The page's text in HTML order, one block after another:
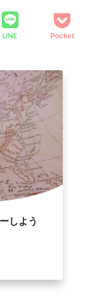
LINE Pocket
しよう